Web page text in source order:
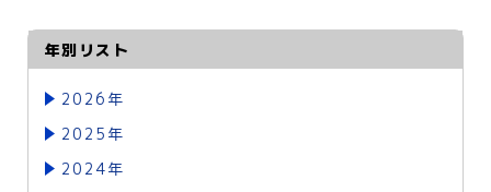
年別リスト
2026年
2025年
2024年